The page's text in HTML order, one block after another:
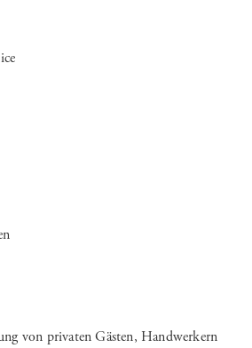
von privaten Gästen, Handwerkern